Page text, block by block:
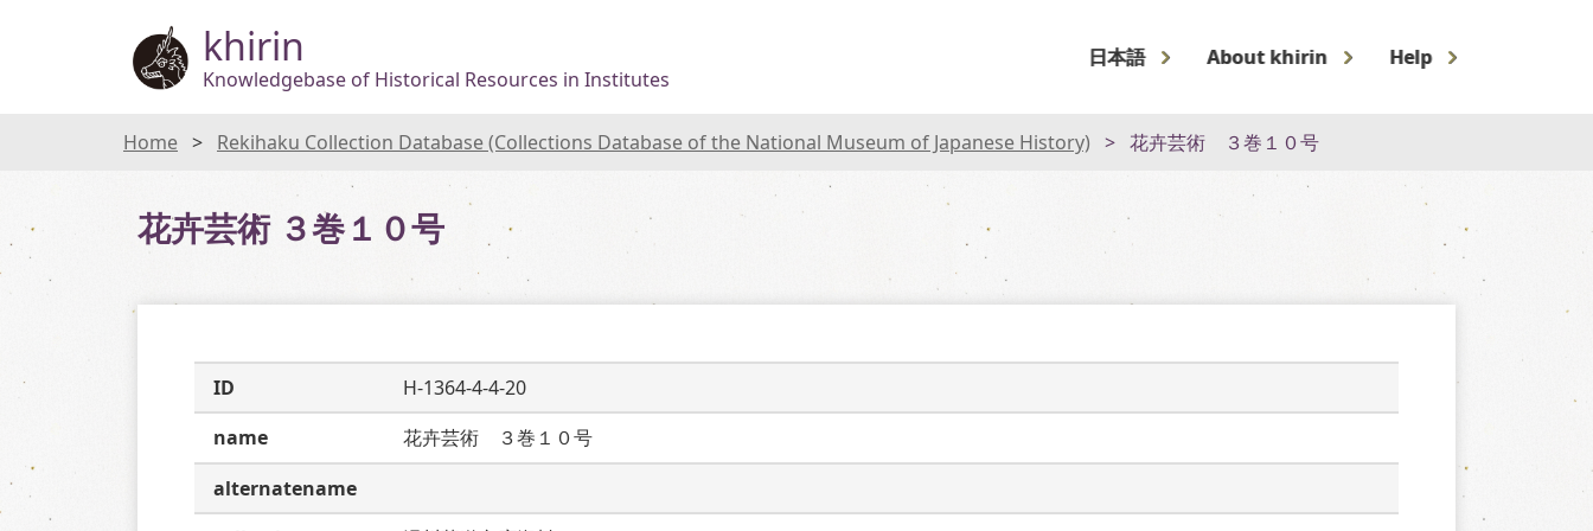
khirin
Knowledgebase of Historical Resources in Institutes
日本語 About khirin Help
Home Rekihaku Collection Database (Collections Database of the National Museum of Japanese History) 花卉芸術 ３巻１０号
花卉芸術 ３巻１０号
ID
H-1364-4-4-20
name
花卉芸術　３巻１０号
alternatename